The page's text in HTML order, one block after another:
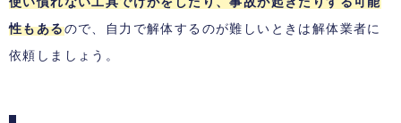
性もあるので、自力で解体するのが難しいときは解体業者に
依頼しましょう。